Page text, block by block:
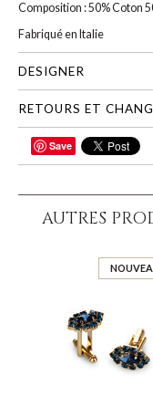
Composition : 50% Coton
Fabriqué en Italie
DESIGNER
RETOURS ET
PARTAGER
Save
AUTRES